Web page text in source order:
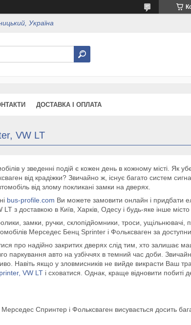
Україна
ДОСТАВКА І ОПЛАТА
VW LT
у зведенні подій є кожен день в кожному місті. Як
від крадіжки? Звичайно ж, існує багато систем
від злому покликані замки на дверях.
bus-profile.com Ви можете замовити онлайн і придбати
з доставкою в Київ, Харків, Одесу і будь-яке інше місто
замки, ручки, склопідйомники, троси, ущільнювачі,
Мерседес Бенц Sprinter і Фольксваген за
про надійно закритих дверях слід тим, хто залишає
паркування авто на узбіччях в темний час доби.
Навіть якщо у зловмисників не вийде викрасти Ваш
VW LT і сховатися. Однак, краще відновити побиті
Спринтер і Фольксваген висувається досить